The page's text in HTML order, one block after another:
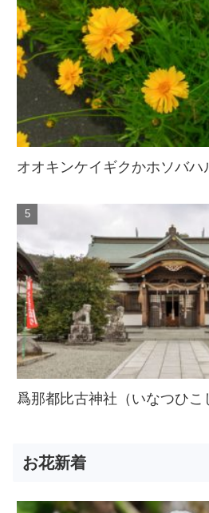
オオキンケイギクかホソバハ
爲那都比古神社（いなつひこ
お花新着